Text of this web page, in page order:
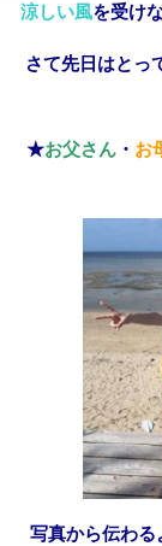
涼しい風を受け
さて先日はと
★お父さん・ お
写真から伝わる